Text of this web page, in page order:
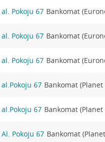
Pokoju 67 Bankomat
Pokoju 67 Bankomat
Pokoju 67 Bankomat
67 Bankomat (Planet
67 Bankomat (Planet
Pokoju 67 Bankomat